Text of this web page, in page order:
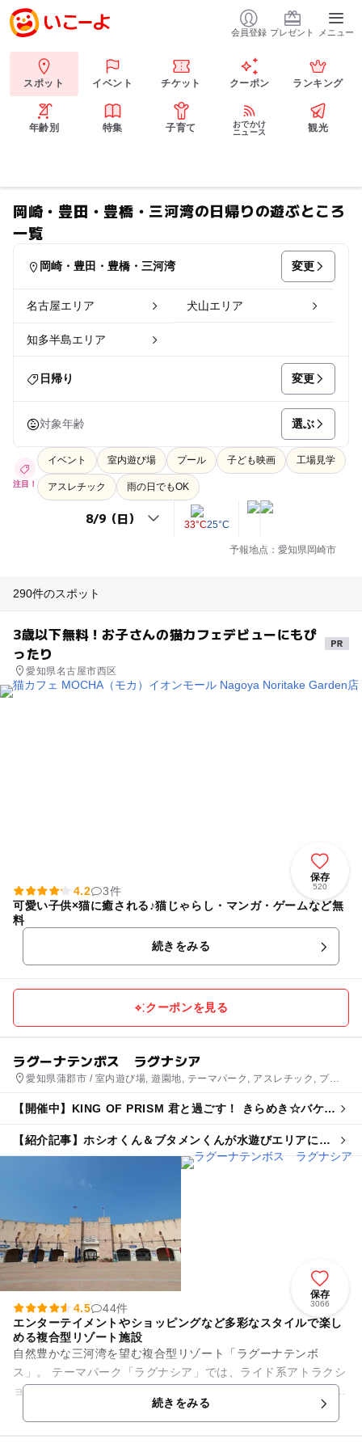
会員登録 プレゼント メニュー
スポット イベント チケット クーポン ランキング
年齢別 特集 子育て
おでかけ
ニュース
観光
岡崎・豊田・豊橋・三河湾の日帰りの遊ぶところ
一覧
岡崎・豊田・豊橋・三河湾 変更
名古屋エリア 犬山エリア
知多半島エリア
日帰り 変更
対象年齢 選ぶ
注目！
イベント 室内遊び場 プール 子ども映画 工場見学
アスレチック 雨の日でもOK
33°C25°C
予報地点：愛知県岡崎市
290件のスポット
3歳以下無料！お子さんの猫カフェデビューにもぴ
ったり
愛知県名古屋市西区
保存
520
4.2
3件
可愛い子供×猫に癒される♪猫じゃらし・マンガ・ゲームなど無
料
続きをみる
クーポンを見る
ラグーナテンボス ラグナシア
愛知県蒲郡市 / 室内遊び場, 遊園地, テーマパーク, アスレチック, プー
【開催中】KING OF PRISM 君と過ごす！ きらめき☆バケー
【紹介記事】ホシオくん＆ブタメンくんが水遊びエリアに！
ラグナシアで夏限定コラボイベント開催
保存
3066
4.5
44件
エンターテイメントやショッピングなど多彩なスタイルで楽し
める複合型リゾート施設
自然豊かな三河湾を望む複合型リゾート「ラグーナテンボ
ス」。 テーマパーク「ラグナシア」では、ライド系アトラクシ
ョンや冒険型アトラクションのほか、噴水ショーや3Dマッピン
グなどエンターテイメント...続きをみる